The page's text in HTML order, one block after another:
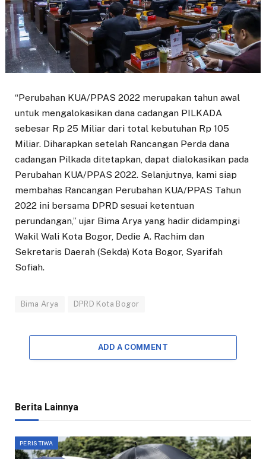
“Perubahan KUA/PPAS 2022 merupakan tahun awal
untuk mengalokasikan dana cadangan PILKADA
sebesar Rp 25 Miliar dari total kebutuhan Rp 105
Miliar. Diharapkan setelah Rancangan Perda dana
cadangan Pilkada ditetapkan, dapat dialokasikan pada
Perubahan KUA/PPAS 2022. Selanjutnya, kami siap
membahas Rancangan Perubahan KUA/PPAS Tahun
2022 ini bersama DPRD sesuai ketentuan
perundangan,” ujar Bima Arya yang hadir didampingi
Wakil Wali Kota Bogor, Dedie A. Rachim dan
Sekretaris Daerah (Sekda) Kota Bogor, Syarifah
Sofiah.
Bima Arya DPRD Kota Bogor
ADD A COMMENT
Berita Lainnya
PERISTIWA